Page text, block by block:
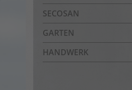
SECOSAN
GARTEN
HANDWERK